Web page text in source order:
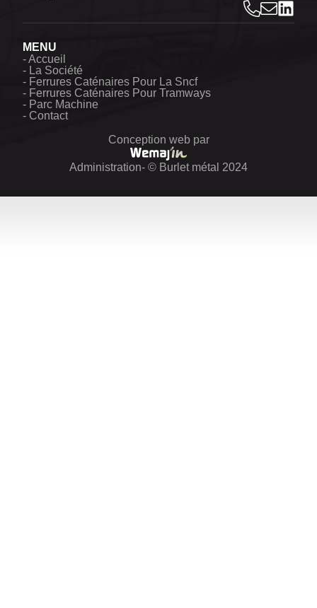
MENU
- Accueil
- La Société
- Ferrures Caténaires Pour La Sncf
- Ferrures Caténaires Pour Tramways
- Parc Machine
- Contact
Conception web par
Administration- © Burlet métal 2024